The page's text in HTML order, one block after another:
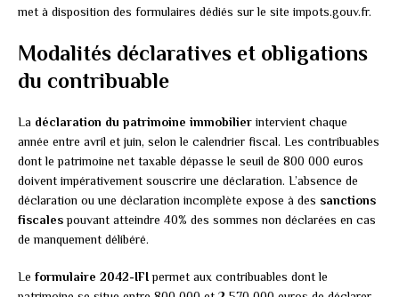
met à disposition des formulaires dédiés sur le site impots.gouv.fr.
Modalités déclaratives et obligations
du contribuable
La déclaration du patrimoine immobilier intervient chaque
année entre avril et juin, selon le calendrier fiscal. Les contribuables
dont le patrimoine net taxable dépasse le seuil de 800 000 euros
doivent impérativement souscrire une déclaration. L’absence de
déclaration ou une déclaration incomplète expose à des sanctions
fiscalespouvant atteindre 40% des sommes non déclarées en cas
de manquement délibéré.
Le formulaire 2042-IFI permet aux contribuables dont le